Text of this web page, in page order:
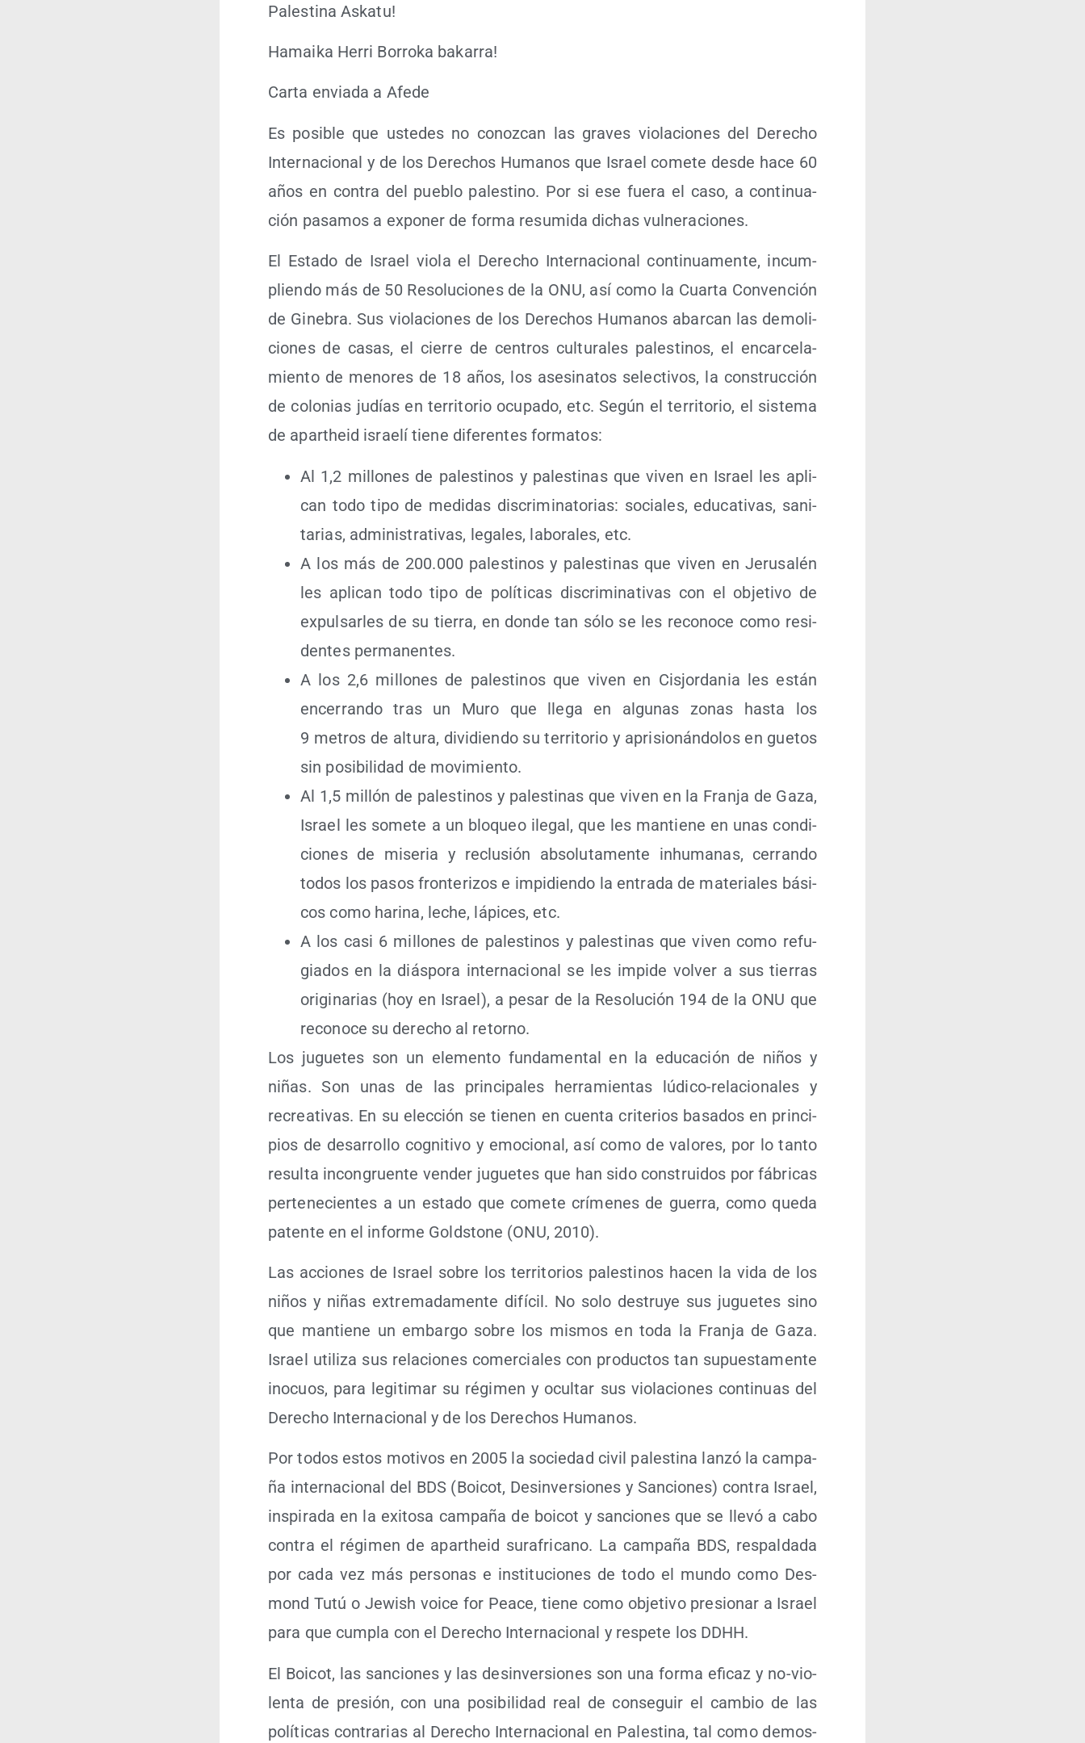
Pales­ti­na Askatu!
Hamai­ka Herri Borro­ka bakarra!
Car­ta envia­da a Afede
Es posi­ble que uste­des no conoz­can las gra­ves vio­la­cio­nes del Dere­cho
Inter­na­cio­nal y de los Dere­chos Huma­nos que Israel come­te des­de hace 60
años en con­tra del pue­blo pales­tino. Por si ese fue­ra el caso, a con­ti­nua­
ción pasa­mos a expo­ner de for­ma resu­mi­da dichas vulneraciones.
El Esta­do de Israel vio­la el Dere­cho Inter­na­cio­nal con­ti­nua­men­te, incum­
plien­do más de 50 Reso­lu­cio­nes de la ONU, así como la Cuar­ta Con­ven­ción
de Gine­bra. Sus vio­la­cio­nes de los Dere­chos Huma­nos abar­can las demo­li­
cio­nes de casas, el cie­rre de cen­tros cul­tu­ra­les pales­ti­nos, el encar­ce­la­
mien­to de meno­res de 18 años, los ase­si­na­tos selec­ti­vos, la cons­truc­ción
de colo­nias judías en terri­to­rio ocu­pa­do, etc. Según el terri­to­rio, el sis­te­ma
de apartheid israe­lí tie­ne dife­ren­tes formatos:
Al 1,2 millo­nes de pales­ti­nos y pales­ti­nas que viven en Israel les apli­
can todo tipo de medi­das dis­cri­mi­na­to­rias: socia­les, edu­ca­ti­vas, sani­
ta­rias, admi­nis­tra­ti­vas, lega­les, labo­ra­les, etc.
A los más de 200.000 pales­ti­nos y pales­ti­nas que viven en Jeru­sa­lén
les apli­can todo tipo de polí­ti­cas dis­cri­mi­na­ti­vas con el obje­ti­vo de
expul­sar­les de su tie­rra, en don­de tan sólo se les reco­no­ce como resi­
den­tes permanentes.
A los 2,6 millo­nes de pales­ti­nos que viven en Cis­jor­da­nia les están
ence­rran­do tras un Muro que lle­ga en algu­nas zonas has­ta los
9 metros de altu­ra, divi­dien­do su terri­to­rio y apri­sio­nán­do­los en gue­tos
sin posi­bi­li­dad de movimiento.
Al 1,5 millón de pales­ti­nos y pales­ti­nas que viven en la Fran­ja de Gaza,
Israel les some­te a un blo­queo ile­gal, que les man­tie­ne en unas con­di­
cio­nes de mise­ria y reclu­sión abso­lu­ta­men­te inhu­ma­nas, cerran­do
todos los pasos fron­te­ri­zos e impi­dien­do la entra­da de mate­ria­les bási­
cos como hari­na, leche, lápi­ces, etc.
A los casi 6 millo­nes de pales­ti­nos y pales­ti­nas que viven como refu­
gia­dos en la diás­po­ra inter­na­cio­nal se les impi­de vol­ver a sus tie­rras
ori­gi­na­rias (hoy en Israel), a pesar de la Reso­lu­ción 194 de la ONU que
reco­no­ce su dere­cho al retorno.
Los jugue­tes son un ele­men­to fun­da­men­tal en la edu­ca­ción de niños y
niñas. Son unas de las prin­ci­pa­les herra­mien­tas lúdi­co-rela­cio­na­les y
recrea­ti­vas. En su elec­ción se tie­nen en cuen­ta cri­te­rios basa­dos en prin­ci­
pios de desa­rro­llo cog­ni­ti­vo y emo­cio­nal, así como de valo­res, por lo tan­to
resul­ta incon­gruen­te ven­der jugue­tes que han sido cons­trui­dos por fábri­cas
per­te­ne­cien­tes a un esta­do que come­te crí­me­nes de gue­rra, como que­da
paten­te en el infor­me Golds­to­ne (ONU, 2010).
Las accio­nes de Israel sobre los terri­to­rios pales­ti­nos hacen la vida de los
niños y niñas extre­ma­da­men­te difí­cil. No solo des­tru­ye sus jugue­tes sino
que man­tie­ne un embar­go sobre los mis­mos en toda la Fran­ja de Gaza.
Israel uti­li­za sus rela­cio­nes comer­cia­les con pro­duc­tos tan supues­ta­men­te
ino­cuos, para legi­ti­mar su régi­men y ocul­tar sus vio­la­cio­nes con­ti­nuas del
Dere­cho Inter­na­cio­nal y de los Dere­chos Humanos.
Por todos estos moti­vos en 2005 la socie­dad civil pales­ti­na lan­zó la cam­pa­
ña inter­na­cio­nal del BDS (Boi­cot, Des­in­ver­sio­nes y San­cio­nes) con­tra Israel,
ins­pi­ra­da en la exi­to­sa cam­pa­ña de boi­cot y san­cio­nes que se lle­vó a cabo
con­tra el régi­men de apartheid sura­fri­cano. La cam­pa­ña BDS, res­pal­da­da
por cada vez más per­so­nas e ins­ti­tu­cio­nes de todo el mun­do como Des­
mond Tutú o Jewish voi­ce for Pea­ce, tie­ne como obje­ti­vo pre­sio­nar a Israel
para que cum­pla con el Dere­cho Inter­na­cio­nal y res­pe­te los DDHH.
El Boi­cot, las san­cio­nes y las des­in­ver­sio­nes son una for­ma efi­caz y no-vio­
len­ta de pre­sión, con una posi­bi­li­dad real de con­se­guir el cam­bio de las
polí­ti­cas con­tra­rias al Dere­cho Inter­na­cio­nal en Pales­ti­na, tal como demos­